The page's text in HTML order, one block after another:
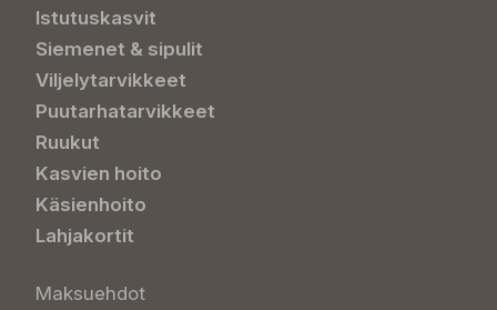
Istutuskasvit
Siemenet & sipulit
Viljelytarvikkeet
Puutarhatarvikkeet
Ruukut
Kasvien hoito
Käsienhoito
Lahjakortit
Maksuehdot